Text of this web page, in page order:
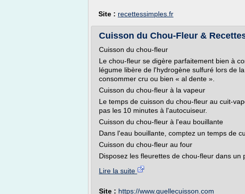
Site : recettessimples.fr
Cuisson du Chou-Fleur &
Cuisson du chou-fleur
Le chou-fleur se digère parfaitement bien à
légume libère de l'hydrogène sulfuré lors de
consommer cru ou bien « al dente ».
Cuisson du chou-fleur à la vapeur
Le temps de cuisson du chou-fleur au cuit-
pas les 10 minutes à l'autocuiseur.
Cuisson du chou-fleur à l'eau bouillante
Dans l'eau bouillante, comptez un temps de
Cuisson du chou-fleur au four
Disposez les fleurettes de chou-fleur dans un
Lire la suite
Site : https://www.quellecuisson.com